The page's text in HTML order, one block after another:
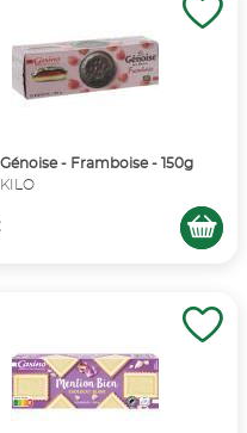
- Framboise - 150g